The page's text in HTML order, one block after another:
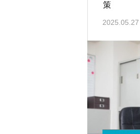
策
2025.05.27